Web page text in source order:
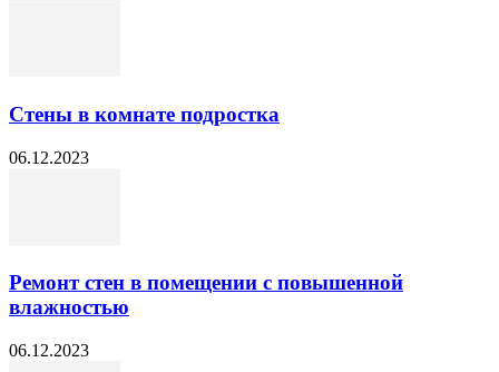
Стены в комнате подростка
06.12.2023
Ремонт стен в помещении с повышенной
влажностью
06.12.2023